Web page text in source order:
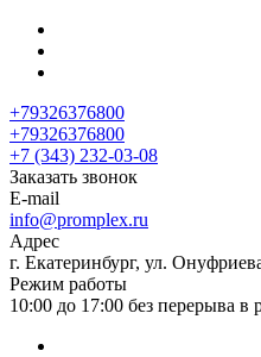
+79326376800
+79326376800
+7 (343) 232-03-08
Заказать звонок
E-mail
info@promplex.ru
Адрес
г. Екатеринбург, ул.
Режим работы
10:00 до 17:00 без перерыва в